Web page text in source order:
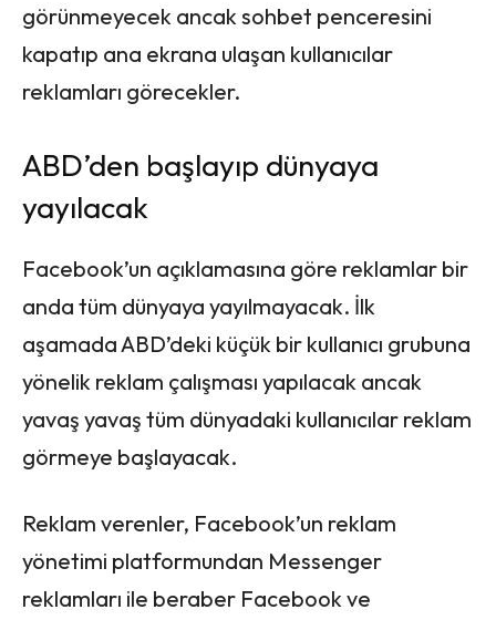
görünmeyecek ancak sohbet penceresini
kapatıp ana ekrana ulaşan kullanıcılar
reklamları görecekler.
ABD’den başlayıp dünyaya
yayılacak
Facebook’un açıklamasına göre reklamlar bir
anda tüm dünyaya yayılmayacak. İlk
aşamada ABD’deki küçük bir kullanıcı grubuna
yönelik reklam çalışması yapılacak ancak
yavaş yavaş tüm dünyadaki kullanıcılar reklam
görmeye başlayacak.
Reklam verenler, Facebook’un reklam
yönetimi platformundan Messenger
reklamları ile beraber Facebook ve